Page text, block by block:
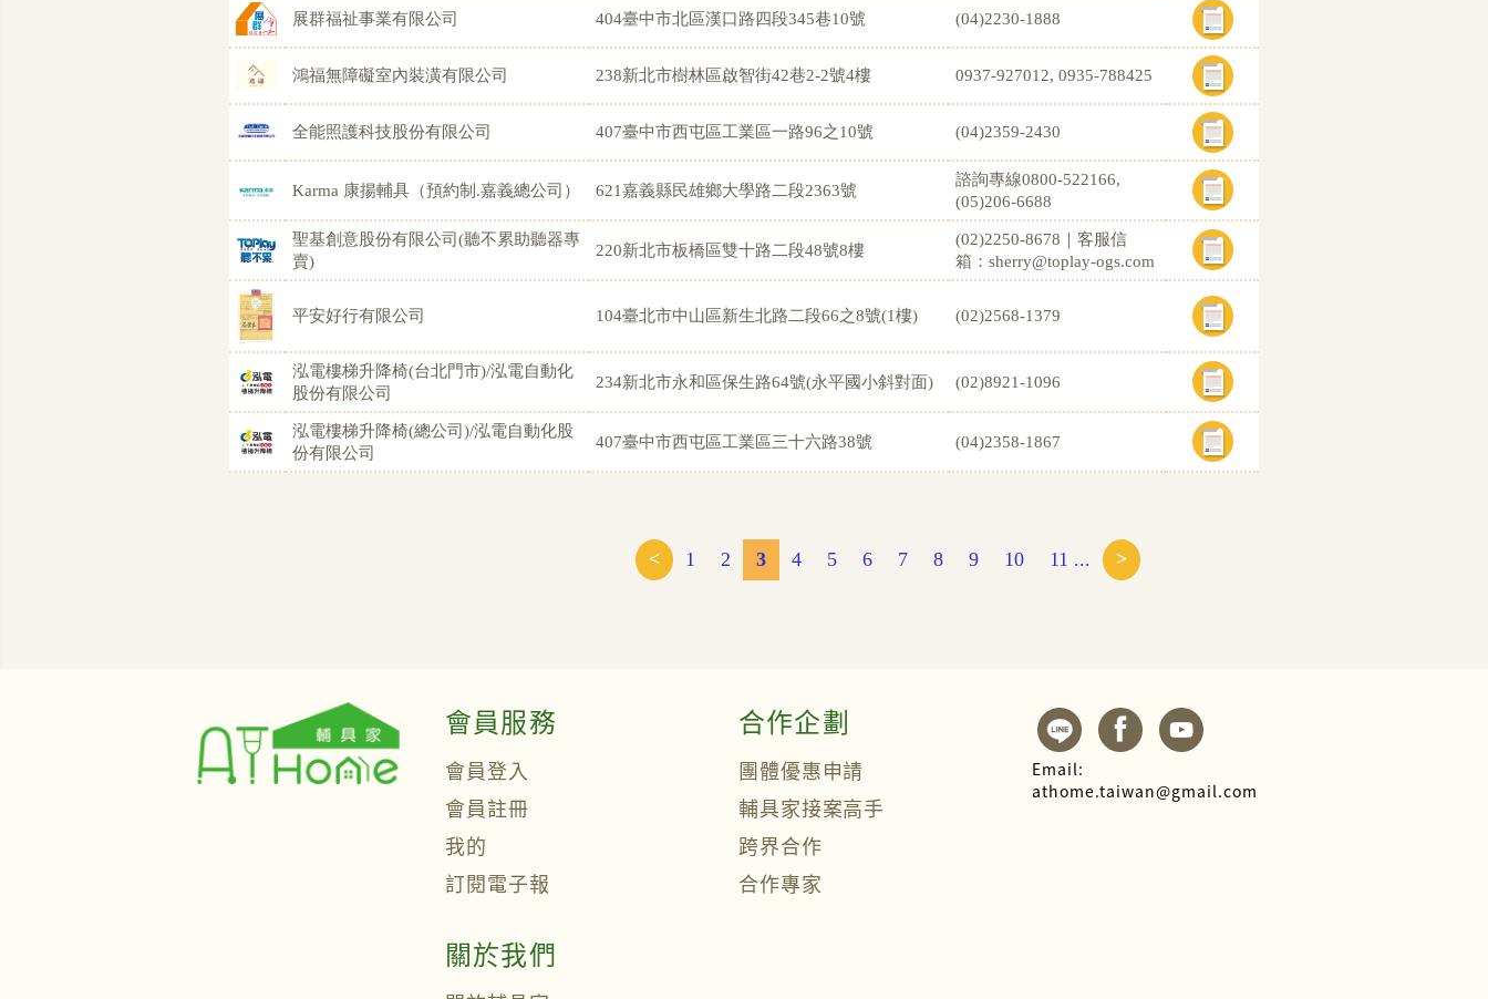
展群福祉事業有限公司 404臺中市北區漢口路四段345巷10號 (04)2230-1888
鴻福無障礙室內裝潢有限公司 238新北市樹林區啟智街42巷2-2號4樓 0937-927012, 0935-788425
全能照護科技股份有限公司 407臺中市西屯區工業區一路96之10號 (04)2359-2430
Karma 康揚輔具（預約制.嘉義總公司） 621嘉義縣民雄鄉大學路二段2363號
諮詢專線0800-522166,
(05)206-6688
聖基創意股份有限公司(聽不累助聽器專
賣)
220新北市板橋區雙十路二段48號8樓
(02)2250-8678｜客服信
箱：sherry@toplay-ogs.com
平安好行有限公司 104臺北市中山區新生北路二段66之8號(1樓) (02)2568-1379
泓電樓梯升降椅(台北門市)/泓電自動化
股份有限公司
234新北市永和區保生路64號(永平國小斜對面) (02)8921-1096
泓電樓梯升降椅(總公司)/泓電自動化股
份有限公司
407臺中市西屯區工業區三十六路38號 (04)2358-1867
< 1 2 3 4 5 6 7 8 9 10 11 ... >
會員服務
會員登入
會員註冊
我的
訂閱電子報
合作企劃
團體優惠申請
輔具家接案高手
跨界合作
合作專家
Email:
athome.taiwan@gmail.com
關於我們